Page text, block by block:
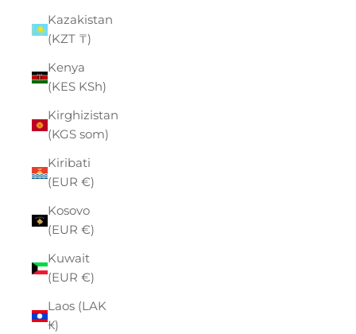
Kazakistan
(KZT ₸)
Kenya
(KES KSh)
Kirghizistan
(KGS som)
Kiribati
(EUR €)
Kosovo
(EUR €)
Kuwait
(EUR €)
Laos (LAK
₭)